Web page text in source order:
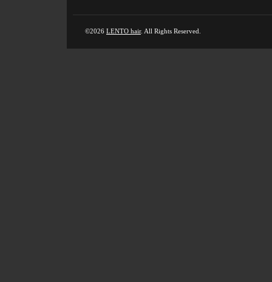
©2026 LENTO hair. All Rights Reserved.